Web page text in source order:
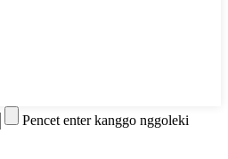
Pencet enter kanggo nggoleki